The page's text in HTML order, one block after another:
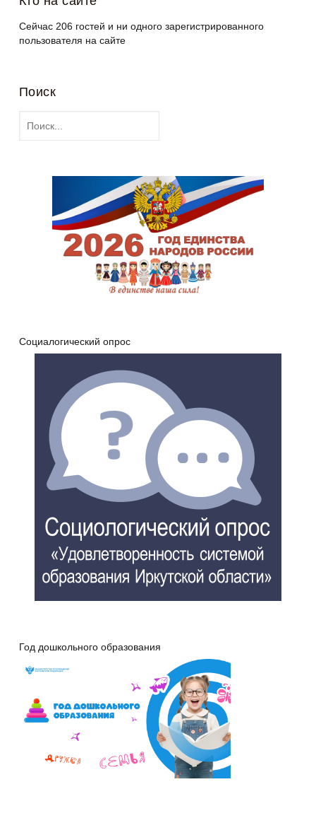
Сейчас 206 гостей и ни одного зарегистрированного
пользователя на сайте
Поиск
Социалогический опрос
Год дошкольного образования